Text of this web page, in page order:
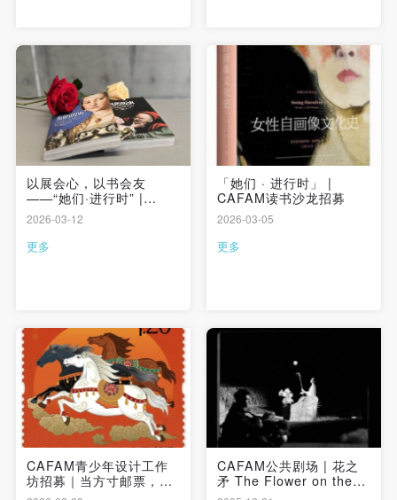
以展会心，以书会友
——“她们·进行时” |
CAFAM读书沙龙回顾
2026-03-12
更多
「她们 · 进行时」 |
CAFAM读书沙龙招募
2026-03-05
更多
CAFAM青少年设计工作
坊招募｜当方寸邮票，遇
见马年的想象力
CAFAM公共剧场 | 花之
矛 The Flower on the
Spear